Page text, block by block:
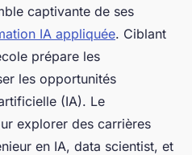
captivante de ses
IA appliquée. Ciblant
prépare les
les opportunités
(IA). Le
explorer des carrières
en IA, data scientist, et